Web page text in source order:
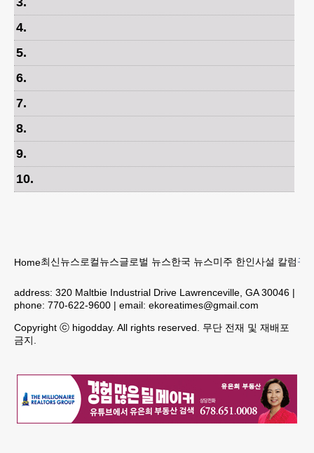
4.
5.
6.
7.
8.
9.
10.
Home최신뉴스로컬뉴스글로벌 뉴스한국 뉴스미주 한인사설 칼럼구
address: 320 Maltbie Industrial Drive Lawrenceville, GA 30046 |
phone: 770-622-9600 | email: ekoreatimes@gmail.com
Copyright ⓒ higodday. All rights reserved. 무단 전재 및 재배포
금지.